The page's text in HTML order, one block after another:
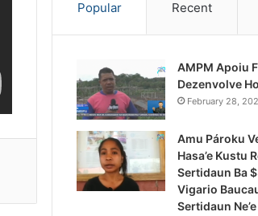
Popular Recent
AMPM Apoiu
Dezenvolve
February 28,
Amu Pároku
Hasa’e Kustu
Sertidaun Ba
Vigario
Sertidaun